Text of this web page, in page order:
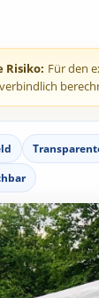
Risiko: Für den